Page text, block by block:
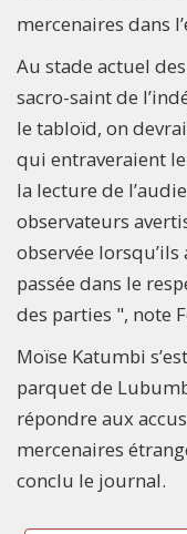
mercenaires dans
Au stade actuel
sacro-saint de
le tabloïd, on
qui entraveraient
la lecture de
observateurs
observée
passée dans le
des parties ", note
Moïse Katumbi
parquet de
répondre aux
mercenaires
conclu le journal.